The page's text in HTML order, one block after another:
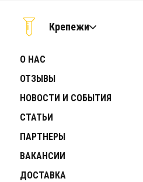
Крепежи
О НАС
ОТЗЫВЫ
НОВОСТИ И СОБЫТИЯ
СТАТЬИ
ПАРТНЕРЫ
ВАКАНСИИ
ДОСТАВКА